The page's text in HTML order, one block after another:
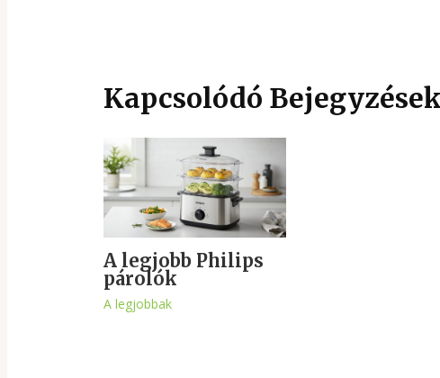
Kapcsolódó Bejegyzések
A legjobb Philips
párolók
A legjobbak